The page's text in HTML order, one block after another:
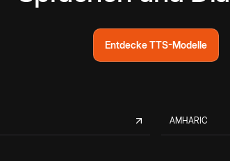
Entdecke TTS-Modelle
AMHARIC